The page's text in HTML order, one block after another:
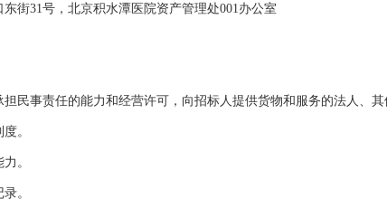
街31号，北京积水潭医院资产管理处001办公室
民事责任的能力和经营许可，向招标人提供货物和服务的法人、其
。
。
。